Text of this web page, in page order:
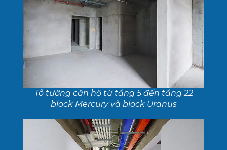
Tô tường căn hộ từ tầng 5 đến tầng 22
block Mercury và block Uranus